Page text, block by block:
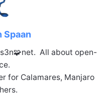
Spaan
All about open-
for Calamares, Manjaro